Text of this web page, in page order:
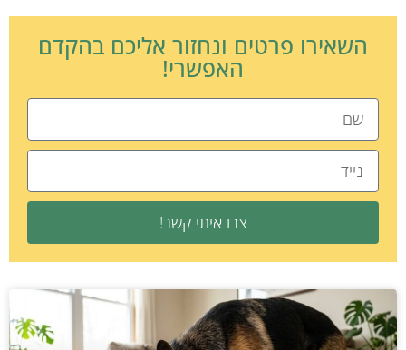
השאירו פרטים ונחזור אליכם בהקדם
האפשרי!
צרו איתי קשר!